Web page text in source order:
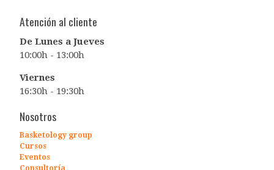
Atención al cliente
De Lunes a Jueves
10:00h - 13:00h
Viernes
16:30h - 19:30h
Nosotros
Basketology group
Cursos
Eventos
Consultoría